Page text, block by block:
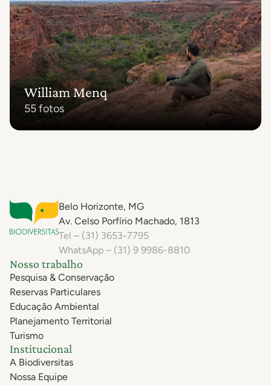
William Menq
55 fotos
Belo Horizonte, MG
Av. Celso Porfírio Machado, 1813
Tel – (31) 3653-7795
WhatsApp – (31) 9 9986-8810
Nosso trabalho
Pesquisa & Conservação
Reservas Particulares
Educação Ambiental
Planejamento Territorial
Turismo
Institucional
A Biodiversitas
Nossa Equipe